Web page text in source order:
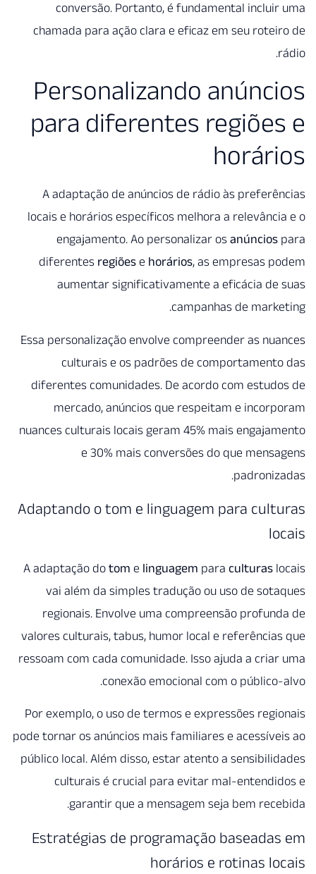
conversão. Portanto, é
chamada para ação clara e
para
A adaptação de anúncios
locais e horários específicos
engajamento. Ao
diferentesregiões e
aumentar
Essa personalização envolve
culturais e os padrões
diferentes comunidades. De
mercado, anúncios que
nuances culturais locais geram
e 30% mais
Adaptando o tom e
A adaptação dotome
vai além da simples
regionais. Envolve uma
valores culturais, tabus,
ressoam com cada
conexão
Por exemplo, o uso de
pode tornar os anúncios mais
público local. Além disso,
culturais é crucial para
garantir que a
Estratégias de